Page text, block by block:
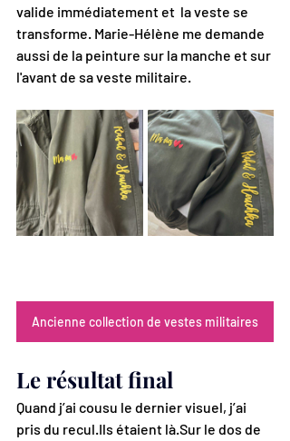
valide immédiatement et  la veste se
transforme. Marie-Hélène me demande
aussi de la peinture sur la manche et sur
l'avant de sa veste militaire.
Ancienne collection de vestes militaires
Le résultat final
Quand j’ai cousu le dernier visuel, j’ai
pris du recul.Ils étaient là.Sur le dos de